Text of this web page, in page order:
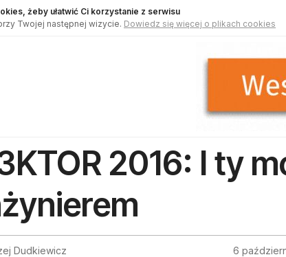
żeby ułatwić Ci korzystanie z serwisu
Twojej następnej wizycie. Dowiedz się więcej o plikach cookies
2016: I ty
Dudkiewicz 6